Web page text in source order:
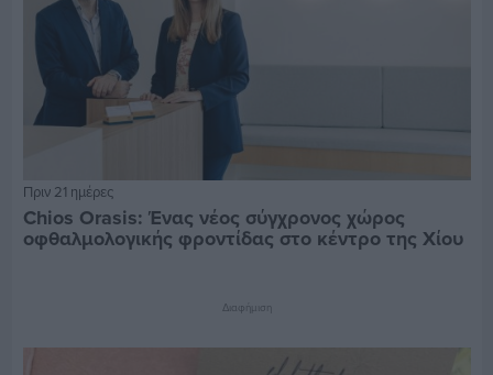
Πριν 21 ημέρες
Chios Orasis: Ένας νέος σύγχρονος χώρος
οφθαλμολογικής φροντίδας στο κέντρο της Χίου
Διαφήμιση